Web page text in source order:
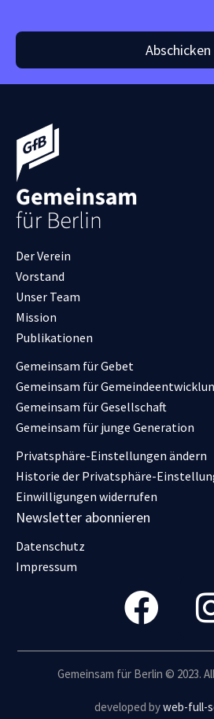
Abschicken
Der Verein
Vorstand
Unser Team
Mission
Publikationen
Gemeinsam für Gebet
Gemeinsam für
Gemeinsam für Gesellschaft
Gemeinsam für junge Generation
Privatsphäre-Einstellungen ändern
Historie der Privatsphäre-
Einwilligungen widerrufen
Newsletter abonnieren
Datenschutz
Impressum
Gemeinsam für Berlin © 2023.
developed byweb-full-